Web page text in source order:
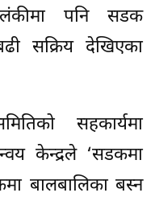
पनि सडक
सक्रिय देखिएका
सहकार्यमा
केन्द्रले ‘सडकमा
बालबालिका बस्न